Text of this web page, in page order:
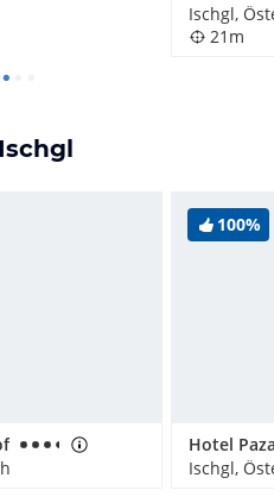
Ischgl,
21m
100%
Hotel
Ischgl,